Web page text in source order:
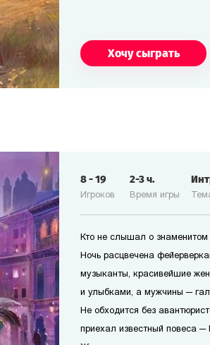
Хочу сыграть
Игроков
8-19
Время игры
2-3ч.
Кто не слышал о
Ночь расцвечена
музыканты, красивейшие
и улыбками, а мужчины —
Не обходится без
приехал известный повеса —